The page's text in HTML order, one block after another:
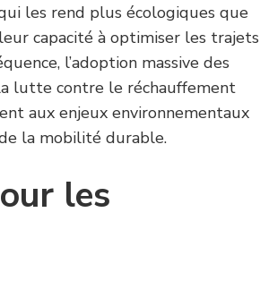
les rend plus écologiques que
capacité à optimiser les trajets
l’adoption massive des
lutte contre le réchauffement
aux enjeux environnementaux
la mobilité durable.
les